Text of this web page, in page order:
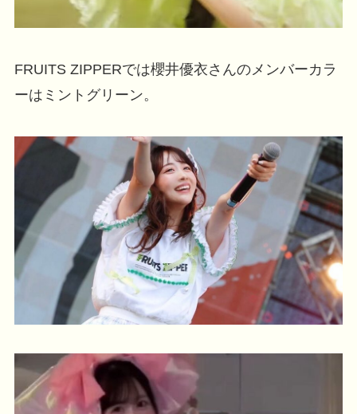
FRUITS ZIPPERでは櫻井優衣さんのメンバーカラ
ーはミントグリーン。